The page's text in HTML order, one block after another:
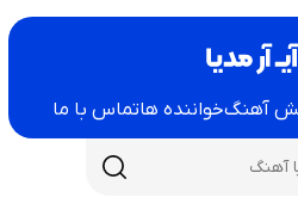
آهنگخواننده هاتماس با ما